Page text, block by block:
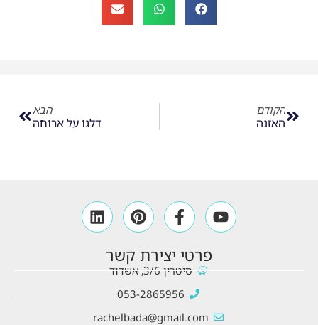
הקודם
האזנה
הבא
דלגו על ארוחה
פרטי יצירת קשר
סיטרין 3/6, אשדוד
053-2865956
rachelbada@gmail.com